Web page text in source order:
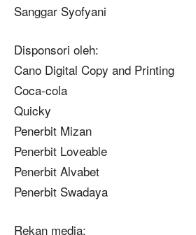
Sanggar Syofyani
Disponsori oleh:
Cano Digital Copy and Printing
Coca-cola
Quicky
Penerbit Mizan
Penerbit Loveable
Penerbit Alvabet
Penerbit Swadaya
Rekan media: